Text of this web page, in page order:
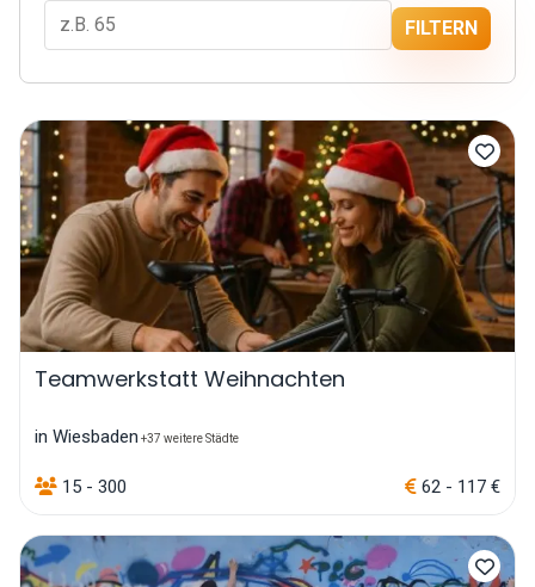
FILTERN
Teamwerkstatt Weihnachten
in Wiesbaden +37 weitere Städte
15 - 300 62 - 117 €